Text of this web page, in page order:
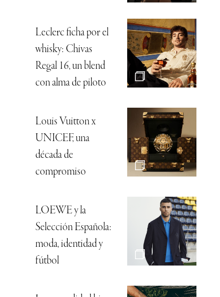
Leclerc ficha por el
whisky: Chivas
Regal 16, un blend
con alma de piloto
Louis Vuitton x
UNICEF, una
década de
compromiso
LOEWE y la
Selección Española:
moda, identidad y
fútbol